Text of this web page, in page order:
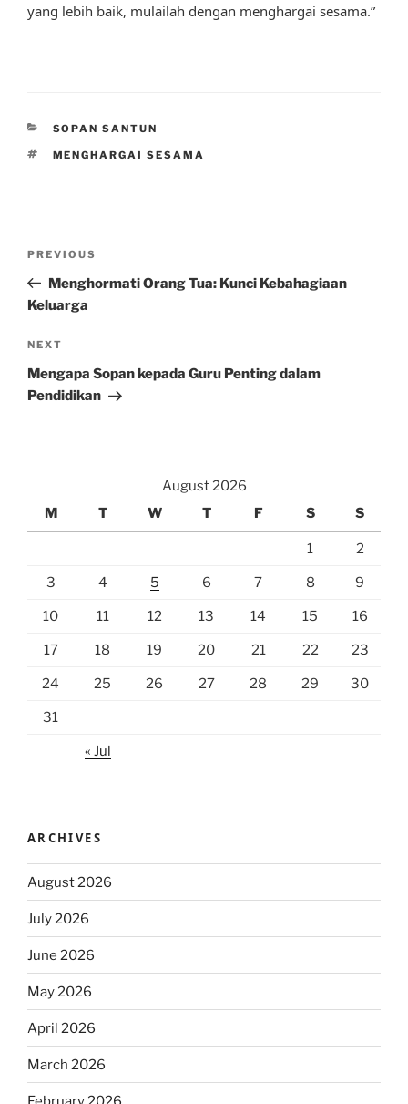
yang lebih baik, mulailah dengan menghargai sesama.”
CATEGORIES
SOPAN SANTUN
TAGS
MENGHARGAI SESAMA
Previous
Post
PREVIOUS
Menghormati Orang Tua: Kunci Kebahagiaan
Keluarga
Next
Post
NEXT
Mengapa Sopan kepada Guru Penting dalam
Pendidikan
August 2026
M
T W T F S S
1 2
3 4 5 6 7 8 9
10 11 12 13 14 15 16
17 18 19 20 21 22 23
24 25 26 27 28 29 30
31
« Jul
ARCHIVES
August 2026
July 2026
June 2026
May 2026
April 2026
March 2026